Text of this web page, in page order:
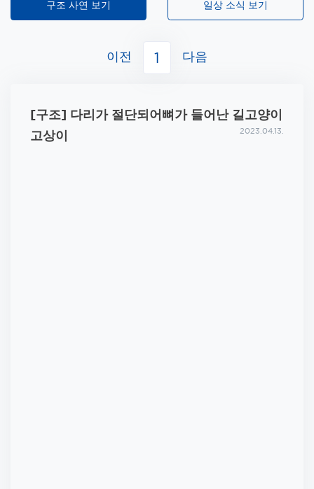
구조 사연 보기 일상 소식 보기
이전 1 다음
[구조] 다리가 절단되어뼈가 들어난 길고양이
고상이
2023.04.13.